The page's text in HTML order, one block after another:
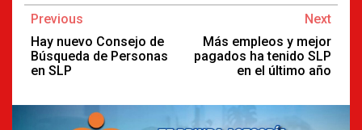
Continue
Reading
Previous
Hay nuevo Consejo de
Búsqueda de Personas
en SLP
Next
Más empleos y mejor
pagados ha tenido SLP
en el último año